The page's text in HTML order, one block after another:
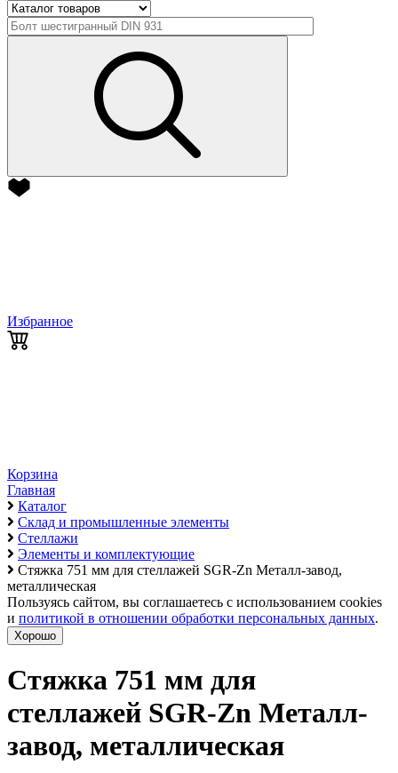
Избранное
Корзина
Главная
Каталог
Склад и промышленные элементы
Стеллажи
Элементы и комплектующие
Стяжка 751 мм для стеллажей SGR-Zn Металл-завод,
металлическая
Пользуясь сайтом, вы соглашаетесь с использованием cookies
и политикой в отношении обработки персональных данных.
Хорошо
Стяжка 751 мм для
стеллажей SGR-Zn Металл-
завод, металлическая